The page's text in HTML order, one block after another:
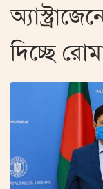
দিচ্ছে